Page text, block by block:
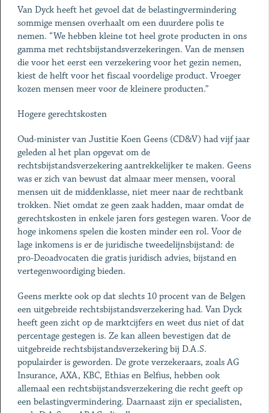
Van Dyck heeft het gevoel dat de belastingvermindering
sommige mensen overhaalt om een duurdere polis te
nemen. “We hebben kleine tot heel grote producten in ons
gamma met rechtsbijstandsverzekeringen. Van de mensen
die voor het eerst een verzekering voor het gezin nemen,
kiest de helft voor het fiscaal voordelige product. Vroeger
kozen mensen meer voor de kleinere producten.”
Hogere gerechtskosten
Oud-minister van Justitie Koen Geens (CD&V) had vijf jaar
geleden al het plan opgevat om de
rechtsbijstandsverzekering aantrekkelijker te maken. Geens
was er zich van bewust dat almaar meer mensen, vooral
mensen uit de middenklasse, niet meer naar de rechtbank
trokken. Niet omdat ze geen zaak hadden, maar omdat de
gerechtskosten in enkele jaren fors gestegen waren. Voor de
hoge inkomens spelen die kosten minder een rol. Voor de
lage inkomens is er de juridische tweedelijnsbijstand: de
pro-Deoadvocaten die gratis juridisch advies, bijstand en
vertegenwoordiging bieden.
Geens merkte ook op dat slechts 10 procent van de Belgen
een uitgebreide rechtsbijstandsverzekering had. Van Dyck
heeft geen zicht op de marktcijfers en weet dus niet of dat
percentage gestegen is. Ze kan alleen bevestigen dat de
uitgebreide rechtsbijstandsverzekering bij D.A.S.
populairder is geworden. De grote verzekeraars, zoals AG
Insurance, AXA, KBC, Ethias en Belfius, hebben ook
allemaal een rechtsbijstandsverzekering die recht geeft op
een belastingvermindering. Daarnaast zijn er specialisten,